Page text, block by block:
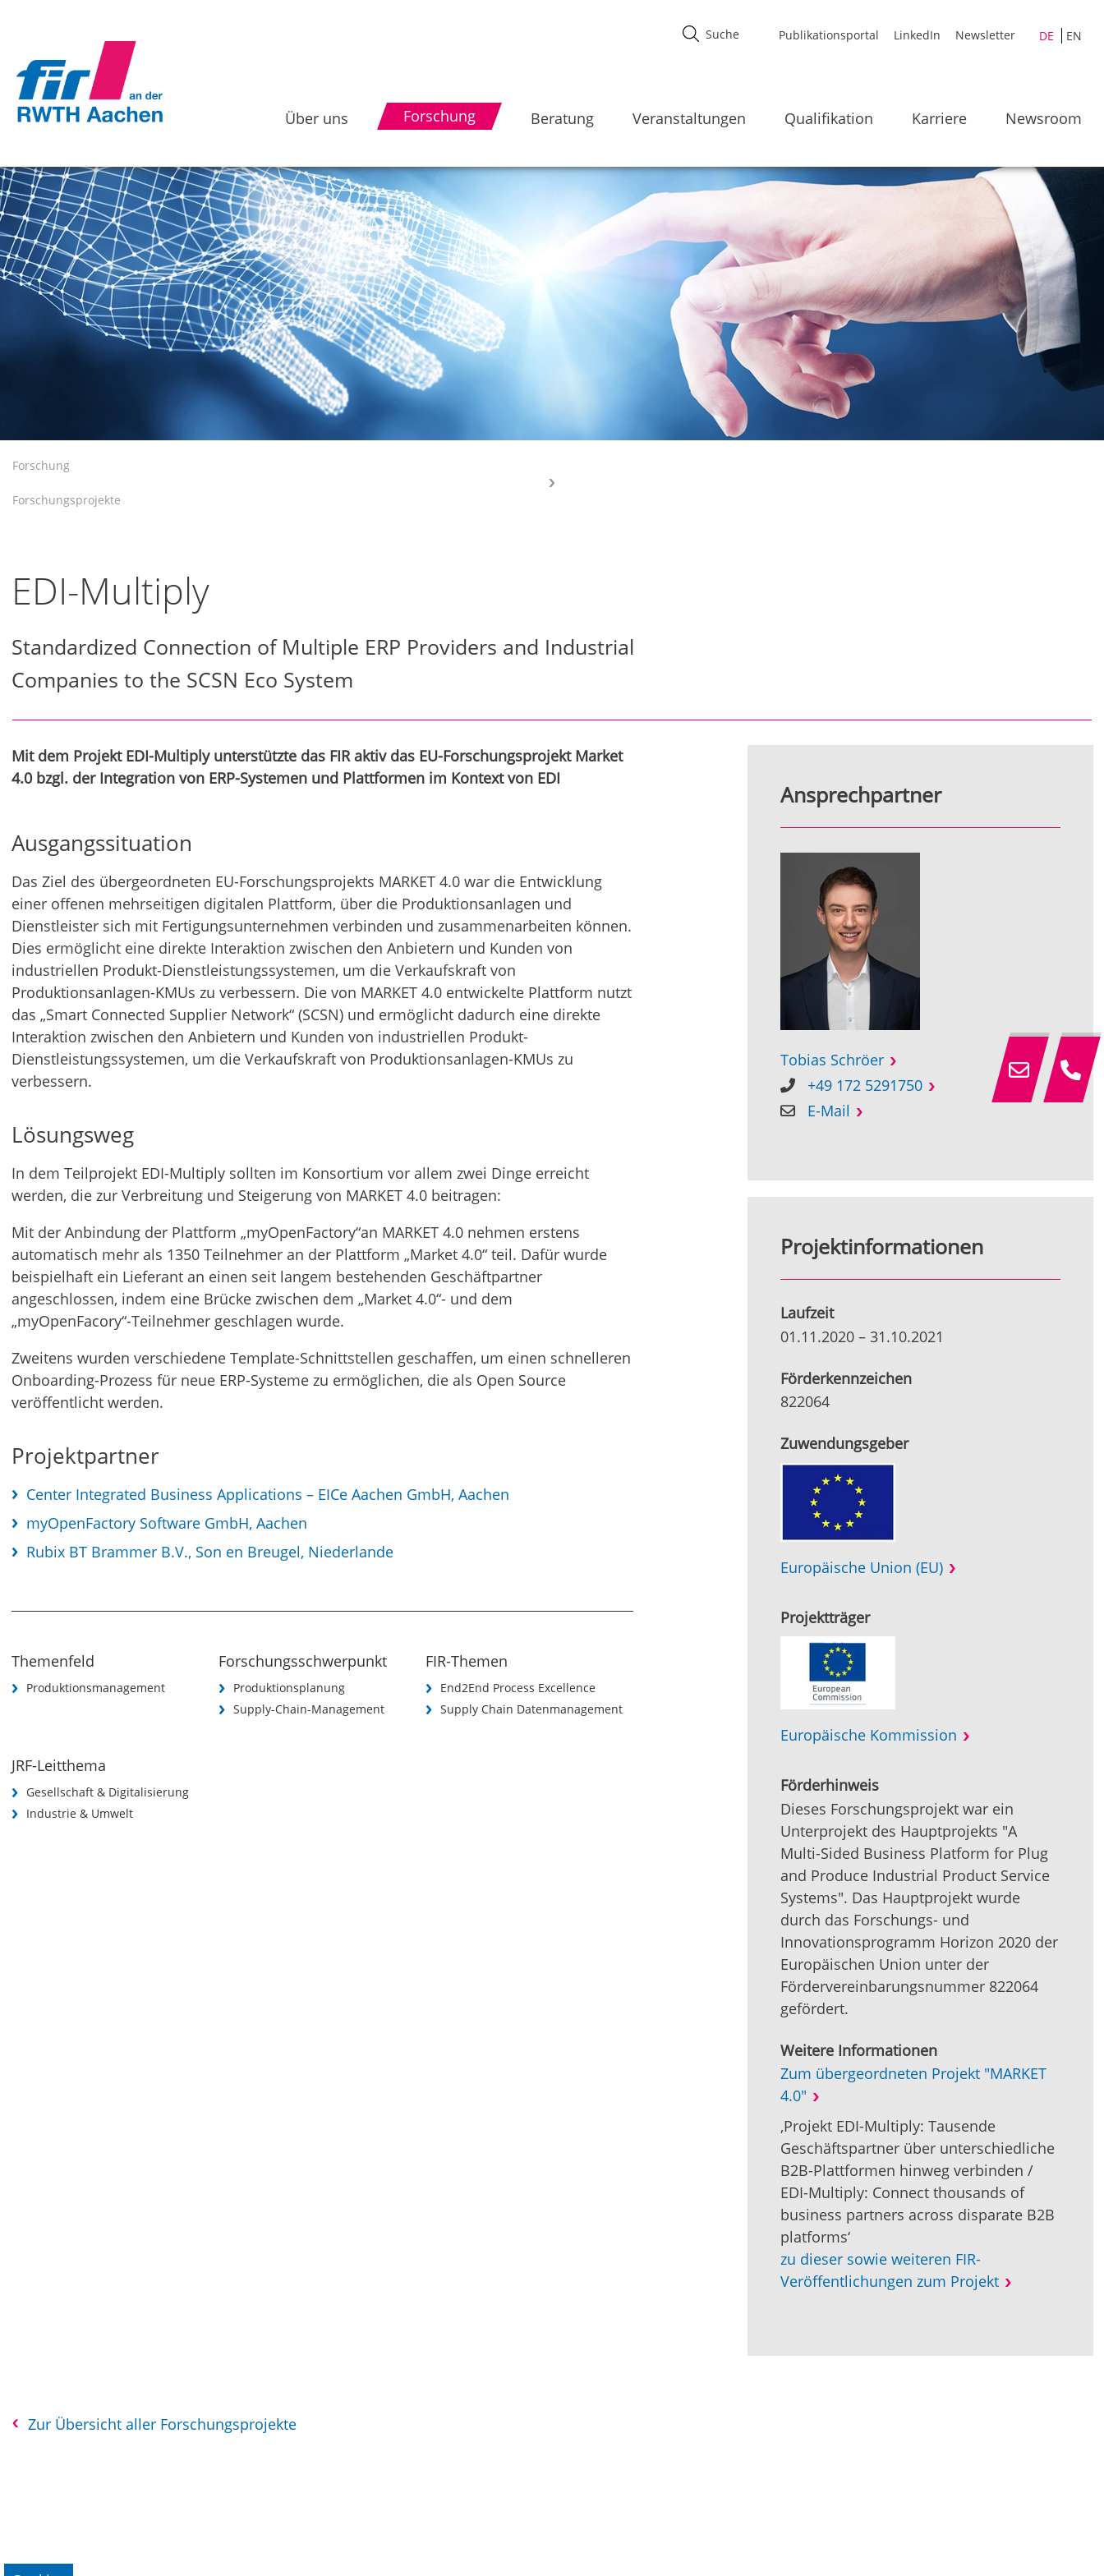
Publikationsportal LinkedIn Newsletter DE EN
Über uns Forschung Beratung Veranstaltungen Qualifikation Karriere Newsroom
Forschung
Forschungsprojekte
EDI-Multiply
Standardized Connection of Multiple ERP Providers and Industrial
Companies to the SCSN Eco System
Mit dem Projekt EDI-Multiply unterstützte das FIR aktiv das EU-Forschungsprojekt Market
4.0 bzgl. der Integration von ERP-Systemen und Plattformen im Kontext von EDI
Ausgangssituation
Das Ziel des übergeordneten EU-Forschungsprojekts MARKET 4.0 war die Entwicklung
einer offenen mehrseitigen digitalen Plattform, über die Produktionsanlagen und
Dienstleister sich mit Fertigungsunternehmen verbinden und zusammenarbeiten können.
Dies ermöglicht eine direkte Interaktion zwischen den Anbietern und Kunden von
industriellen Produkt-Dienstleistungssystemen, um die Verkaufskraft von
Produktionsanlagen-KMUs zu verbessern. Die von MARKET 4.0 entwickelte Plattform nutzt
das „Smart Connected Supplier Network“ (SCSN) und ermöglicht dadurch eine direkte
Interaktion zwischen den Anbietern und Kunden von industriellen Produkt-
Dienstleistungssystemen, um die Verkaufskraft von Produktionsanlagen-KMUs zu
verbessern.
Lösungsweg
In dem Teilprojekt EDI-Multiply sollten im Konsortium vor allem zwei Dinge erreicht
werden, die zur Verbreitung und Steigerung von MARKET 4.0 beitragen:
Mit der Anbindung der Plattform „myOpenFactory“an MARKET 4.0 nehmen erstens
automatisch mehr als 1350 Teilnehmer an der Plattform „Market 4.0“ teil. Dafür wurde
beispielhaft ein Lieferant an einen seit langem bestehenden Geschäftpartner
angeschlossen, indem eine Brücke zwischen dem „Market 4.0“- und dem
„myOpenFacory“-Teilnehmer geschlagen wurde.
Zweitens wurden verschiedene Template-Schnittstellen geschaffen, um einen schnelleren
Onboarding-Prozess für neue ERP-Systeme zu ermöglichen, die als Open Source
veröffentlicht werden.
Projektpartner
Center Integrated Business Applications – EICe Aachen GmbH, Aachen
myOpenFactory Software GmbH, Aachen
Rubix BT Brammer B.V., Son en Breugel, Niederlande
Themenfeld
Produktionsmanagement
Forschungsschwerpunkt
Produktionsplanung
Supply-Chain-Management
FIR-Themen
End2End Process Excellence
Supply Chain Datenmanagement
JRF-Leitthema
Gesellschaft & Digitalisierung
Industrie & Umwelt
Ansprechpartner
Tobias Schröer
+49 172 5291750
E-Mail
Projektinformationen
Laufzeit
01.11.2020– 31.10.2021
Förderkennzeichen
822064
Zuwendungsgeber
Europäische Union (EU)
Projektträger
Europäische Kommission
Förderhinweis
Dieses Forschungsprojekt war ein
Unterprojekt des Hauptprojekts "A
Multi-Sided Business Platform for Plug
and Produce Industrial Product Service
Systems". Das Hauptprojekt wurde
durch das Forschungs- und
Innovationsprogramm Horizon 2020 der
Europäischen Union unter der
Fördervereinbarungsnummer 822064
gefördert.
Weitere Informationen
Zum übergeordneten Projekt "MARKET
4.0"
‚Projekt EDI-Multiply: Tausende
Geschäftspartner über unterschiedliche
B2B-Plattformen hinweg verbinden /
EDI-Multiply: Connect thousands of
business partners across disparate B2B
platforms‘
zu dieser sowie weiteren FIR-
Veröffentlichungen zum Projekt
Zur Übersicht aller Forschungsprojekte